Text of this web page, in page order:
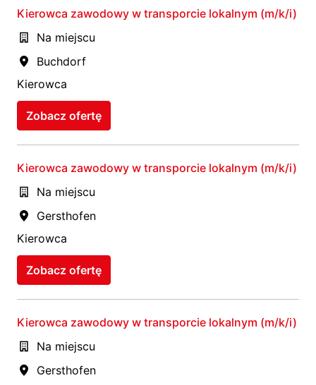
Kierowca zawodowy w transporcie lokalnym (m/k/i)
Na miejscu
Buchdorf
Kierowca
Zobacz ofertę
Kierowca zawodowy w transporcie lokalnym (m/k/i)
Na miejscu
Gersthofen
Kierowca
Zobacz ofertę
Kierowca zawodowy w transporcie lokalnym (m/k/i)
Na miejscu
Gersthofen